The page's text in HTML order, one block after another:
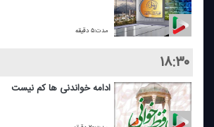
مدت:۵ دقیقه
۱۸:۳۰
ادامه خواندنی ها كم نیست